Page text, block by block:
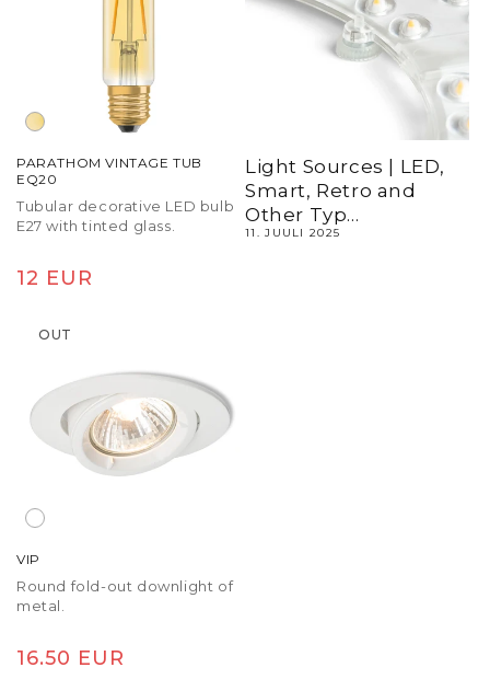
PARATHOM VINTAGE TUB
EQ20
Tubular decorative LED bulb
E27 with tinted glass.
Tavaline
12 EUR
Light Sources | LED,
Smart, Retro and
Other Typ...
11. JUULI 2025
OUT
VIP
Round fold-out downlight of
metal.
Tavaline
16.50 EUR